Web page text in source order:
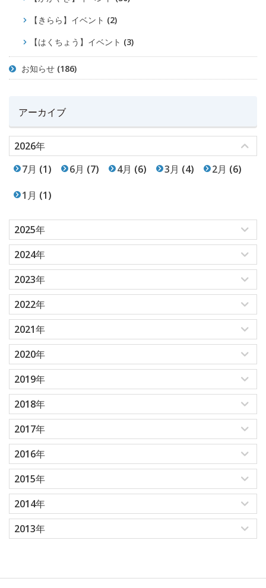
【きらら】イベント (2)
【はくちょう】イベント (3)
お知らせ (186)
アーカイブ
2026年
7月 (1) 6月 (7) 4月 (6) 3月 (4) 2月 (6)
1月 (1)
2025年
2024年
2023年
2022年
2021年
2020年
2019年
2018年
2017年
2016年
2015年
2014年
2013年